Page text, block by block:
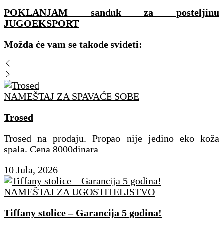
POKLANJAM sanduk za posteljinu
JUGOEKSPORT
Možda će vam se takođe svideti:
NAMEŠTAJ ZA SPAVAĆE SOBE
Trosed
Trosed na prodaju. Propao nije jedino eko koža
spala. Cena 8000dinara
10 Jula, 2026
NAMEŠTAJ ZA UGOSTITELJSTVO
Tiffany stolice – Garancija 5 godina!